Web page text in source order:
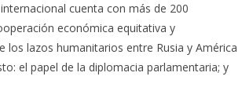
cuenta con más de 200
económica equitativa y
lazos humanitarios entre Rusia y América
el papel de la diplomacia parlamentaria; y